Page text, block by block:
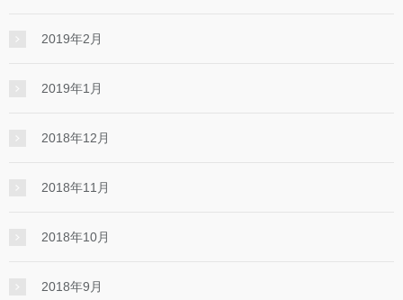
2019年2月
2019年1月
2018年12月
2018年11月
2018年10月
2018年9月